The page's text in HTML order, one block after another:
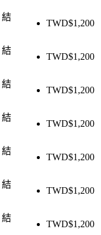
結
TWD$1,200
結
TWD$1,200
結
TWD$1,200
結
TWD$1,200
結
TWD$1,200
結
TWD$1,200
結
TWD$1,200